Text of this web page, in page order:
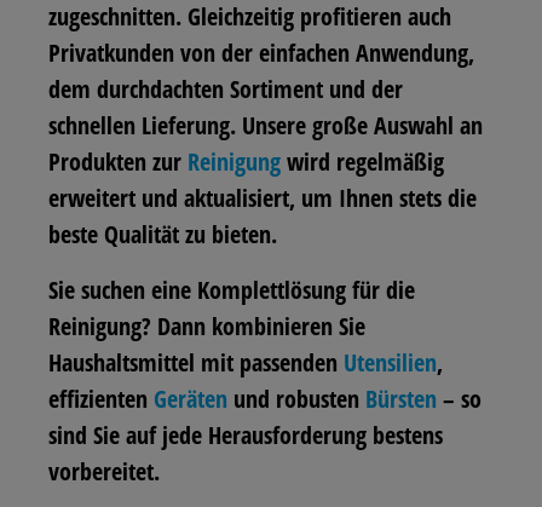
zugeschnitten. Gleichzeitig profitieren auch
Privatkunden von der einfachen Anwendung,
dem durchdachten Sortiment und der
schnellen Lieferung. Unsere große Auswahl an
Produkten zur Reinigungwird regelmäßig
erweitert und aktualisiert, um Ihnen stets die
beste Qualität zu bieten.
Sie suchen eine Komplettlösung für die
Reinigung? Dann kombinieren Sie
Haushaltsmittel mit passenden Utensilien,
effizienten Geräten und robusten Bürsten – so
sind Sie auf jede Herausforderung bestens
vorbereitet.